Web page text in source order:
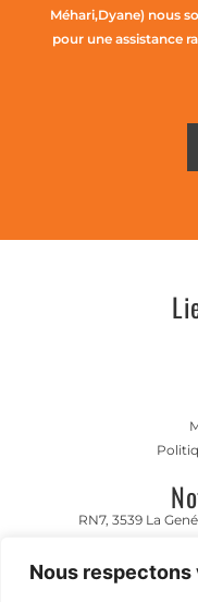
Nous
Méhari,Dyane) nous
pour une assistance
RN7, 3539 La